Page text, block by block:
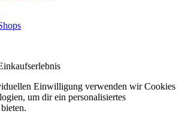
Einwilligung verwenden wir Cookies
um dir ein personalisiertes